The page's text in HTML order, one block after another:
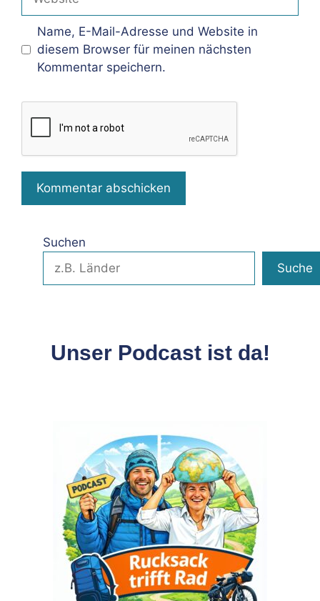
Name, E-Mail-Adresse und Website in
diesem Browser für meinen nächsten
Kommentar speichern.
Suchen
Suche
Unser Podcast ist da!